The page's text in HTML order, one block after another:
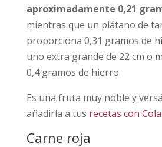
aproximadamente 0,21
mientras que un plátano de
proporciona 0,31 gramos de
uno extra grande de 22 cm o
0,4 gramos de hierro.
Es una fruta muy noble y
añadirla a tus recetas con
Carne roja